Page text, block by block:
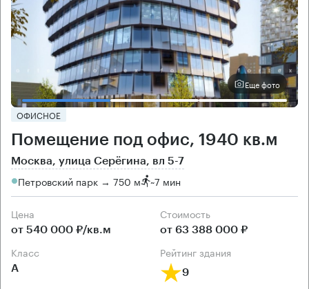
Еще фото
ОФИСНОЕ
Помещение под офис, 1940 кв.м
Москва, улица Серёгина, вл 5-7
Петровский парк → 750 м ~7 мин
Цена
от 540 000 ₽/кв.м
Cтоимость
от 63 388 000 ₽
класс
А
рейтинг здания
9